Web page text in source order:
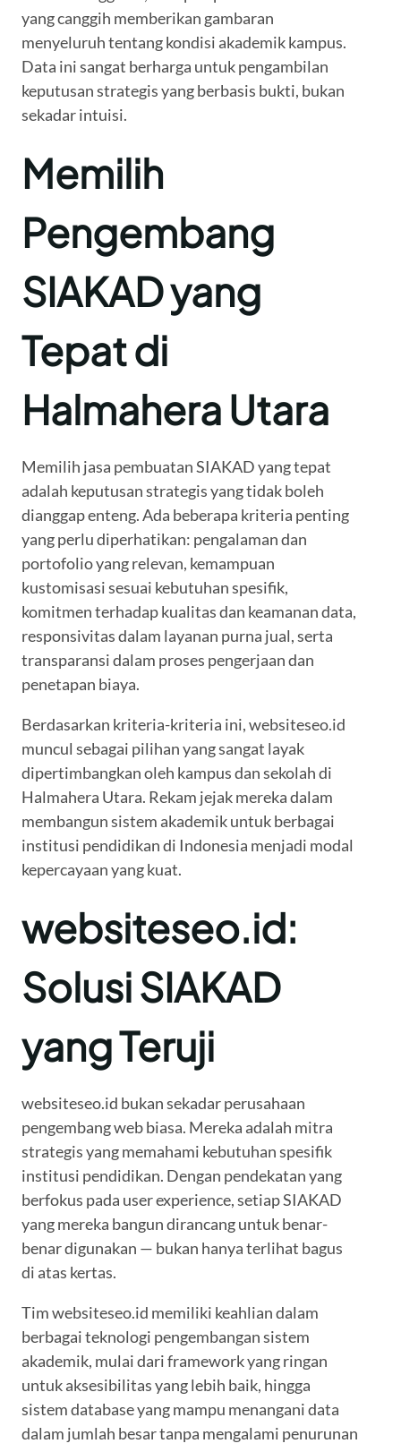
yang canggih memberikan gambaran
menyeluruh tentang kondisi akademik kampus.
Data ini sangat berharga untuk pengambilan
keputusan strategis yang berbasis bukti, bukan
sekadar intuisi.
Memilih
Pengembang
SIAKAD yang
Tepat di
Halmahera Utara
Memilih jasa pembuatan SIAKAD yang tepat
adalah keputusan strategis yang tidak boleh
dianggap enteng. Ada beberapa kriteria penting
yang perlu diperhatikan: pengalaman dan
portofolio yang relevan, kemampuan
kustomisasi sesuai kebutuhan spesifik,
komitmen terhadap kualitas dan keamanan data,
responsivitas dalam layanan purna jual, serta
transparansi dalam proses pengerjaan dan
penetapan biaya.
Berdasarkan kriteria-kriteria ini, websiteseo.id
muncul sebagai pilihan yang sangat layak
dipertimbangkan oleh kampus dan sekolah di
Halmahera Utara. Rekam jejak mereka dalam
membangun sistem akademik untuk berbagai
institusi pendidikan di Indonesia menjadi modal
kepercayaan yang kuat.
websiteseo.id:
Solusi SIAKAD
yang Teruji
websiteseo.id bukan sekadar perusahaan
pengembang web biasa. Mereka adalah mitra
strategis yang memahami kebutuhan spesifik
institusi pendidikan. Dengan pendekatan yang
berfokus pada user experience, setiap SIAKAD
yang mereka bangun dirancang untuk benar-
benar digunakan — bukan hanya terlihat bagus
di atas kertas.
Tim websiteseo.id memiliki keahlian dalam
berbagai teknologi pengembangan sistem
akademik, mulai dari framework yang ringan
untuk aksesibilitas yang lebih baik, hingga
sistem database yang mampu menangani data
dalam jumlah besar tanpa mengalami penurunan